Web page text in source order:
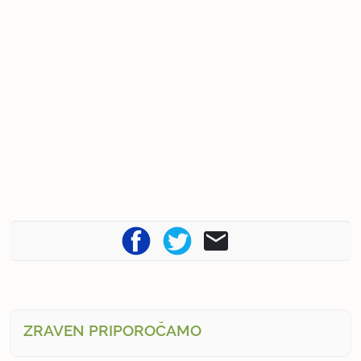
ZRAVEN PRIPOROČAMO